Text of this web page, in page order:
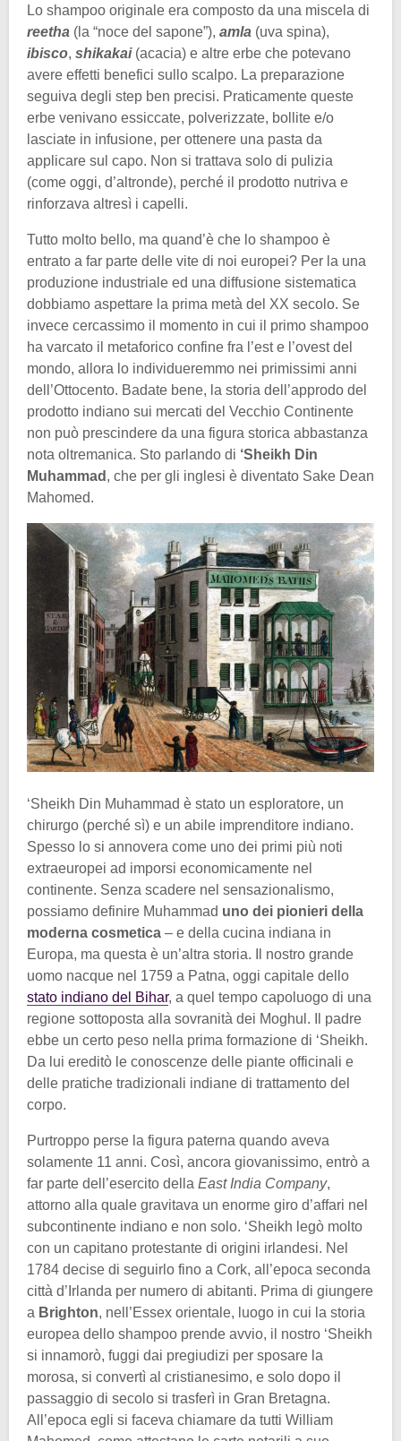
Lo shampoo originale era composto da una miscela di
reetha (la “noce del sapone”), amla (uva spina),
ibisco, shikakai (acacia) e altre erbe che potevano
avere effetti benefici sullo scalpo. La preparazione
seguiva degli step ben precisi. Praticamente queste
erbe venivano essiccate, polverizzate, bollite e/o
lasciate in infusione, per ottenere una pasta da
applicare sul capo. Non si trattava solo di pulizia
(come oggi, d’altronde), perché il prodotto nutriva e
rinforzava altresì i capelli.
Tutto molto bello, ma quand’è che lo shampoo è
entrato a far parte delle vite di noi europei? Per la una
produzione industriale ed una diffusione sistematica
dobbiamo aspettare la prima metà del XX secolo. Se
invece cercassimo il momento in cui il primo shampoo
ha varcato il metaforico confine fra l’est e l’ovest del
mondo, allora lo individueremmo nei primissimi anni
dell’Ottocento. Badate bene, la storia dell’approdo del
prodotto indiano sui mercati del Vecchio Continente
non può prescindere da una figura storica abbastanza
nota oltremanica. Sto parlando di ‘Sheikh Din
Muhammad , che per gli inglesi è diventato Sake Dean
Mahomed.
‘Sheikh Din Muhammad è stato un esploratore, un
chirurgo (perché sì) e un abile imprenditore indiano.
Spesso lo si annovera come uno dei primi più noti
extraeuropei ad imporsi economicamente nel
continente. Senza scadere nel sensazionalismo,
possiamo definire Muhammad uno dei pionieri della
moderna cosmetica – e della cucina indiana in
Europa, ma questa è un’altra storia. Il nostro grande
uomo nacque nel 1759 a Patna, oggi capitale dello
stato indiano del Bihar, a quel tempo capoluogo di una
regione sottoposta alla sovranità dei Moghul. Il padre
ebbe un certo peso nella prima formazione di ‘Sheikh.
Da lui ereditò le conoscenze delle piante officinali e
delle pratiche tradizionali indiane di trattamento del
corpo.
Purtroppo perse la figura paterna quando aveva
solamente 11 anni. Così, ancora giovanissimo, entrò a
far parte dell’esercito della East India Company,
attorno alla quale gravitava un enorme giro d’affari nel
subcontinente indiano e non solo. ‘Sheikh legò molto
con un capitano protestante di origini irlandesi. Nel
1784 decise di seguirlo fino a Cork, all’epoca seconda
città d’Irlanda per numero di abitanti. Prima di giungere
a Brighton, nell’Essex orientale, luogo in cui la storia
europea dello shampoo prende avvio, il nostro ‘Sheikh
si innamorò, fuggi dai pregiudizi per sposare la
morosa, si convertì al cristianesimo, e solo dopo il
passaggio di secolo si trasferì in Gran Bretagna.
All’epoca egli si faceva chiamare da tutti William